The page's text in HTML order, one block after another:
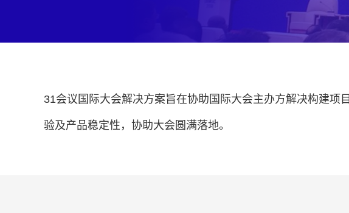
31会议国际大会解决方案旨在协助国际大会主办方解决构建
验及产品稳定性，协助大会圆满落地。